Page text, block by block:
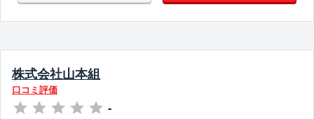
株式会社山本組
口コミ評価
-